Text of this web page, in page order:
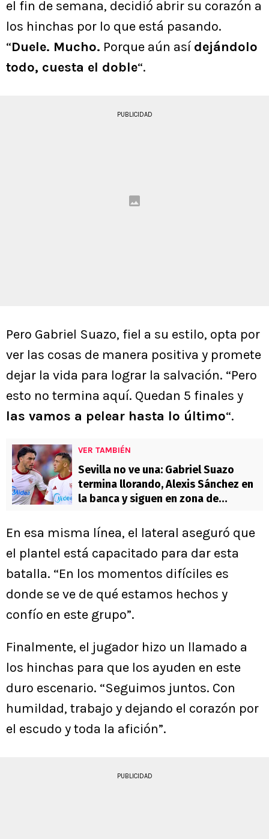
el fin de semana, decidió abrir su corazón a
los hinchas por lo que está pasando.
“Duele. Mucho. Porque aún así dejándolo
todo, cuesta el doble“.
PUBLICIDAD
Pero Gabriel Suazo, fiel a su estilo, opta por
ver las cosas de manera positiva y promete
dejar la vida para lograr la salvación. “Pero
esto no termina aquí. Quedan 5 finales y
las vamos a pelear hasta lo último“.
VER TAMBIÉN
Sevilla no ve una: Gabriel Suazo
termina llorando, Alexis Sánchez en
la banca y siguen en zona de
En esa misma línea, el lateral aseguró que
el plantel está capacitado para dar esta
batalla. “En los momentos difíciles es
donde se ve de qué estamos hechos y
confío en este grupo”.
Finalmente, el jugador hizo un llamado a
los hinchas para que los ayuden en este
duro escenario. “Seguimos juntos. Con
humildad, trabajo y dejando el corazón por
el escudo y toda la afición”.
PUBLICIDAD